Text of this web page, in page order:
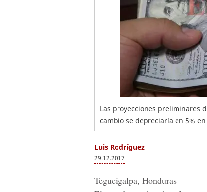
Las proyecciones preliminares
cambio se depreciaría en 5% en
Luis Rodríguez
29.12.2017
Tegucigalpa, Honduras